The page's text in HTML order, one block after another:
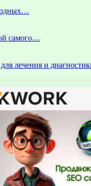
самого…
лечения и